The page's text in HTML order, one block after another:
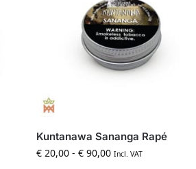
Kuntanawa Sananga Rapé
€20,00 - €90,00 Incl. VAT